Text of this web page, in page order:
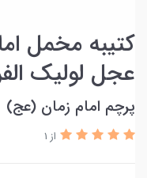
کتیبه مخمل
عجل لولیک
پرچم امام زمان (عج)
از 1